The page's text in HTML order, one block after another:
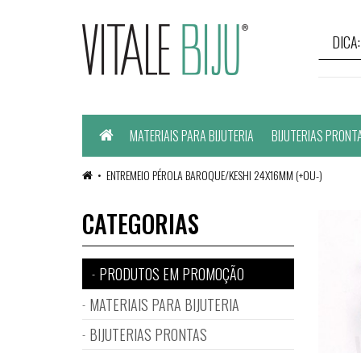
HomeMATERIAIS PARA BIJUTERIA BIJUTERIAS
ENTREMEIO PÉROLA BAROQUE/KESHI 24X16MM (+OU-)
CATEGORIAS
PRODUTOS EM PROMOÇÃO
MATERIAIS PARA BIJUTERIA
BIJUTERIAS PRONTAS